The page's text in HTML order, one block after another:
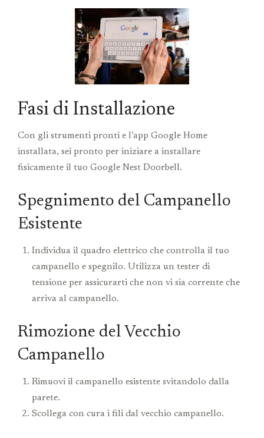
Fasi di Installazione
Con gli strumenti pronti e l’app Google Home
installata, sei pronto per iniziare a installare
fisicamente il tuo Google Nest Doorbell.
Spegnimento del Campanello
Esistente
Individua il quadro elettrico che controlla il tuo
campanello e spegnilo. Utilizza un tester di
tensione per assicurarti che non vi sia corrente che
arriva al campanello.
Rimozione del Vecchio
Campanello
Rimuovi il campanello esistente svitandolo dalla
parete.
Scollega con cura i fili dal vecchio campanello.